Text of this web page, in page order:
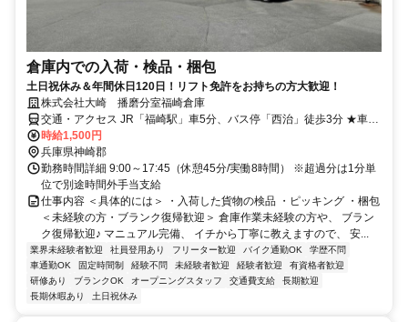
倉庫内での入荷・検品・梱包
土日祝休み＆年間休日120日！リフト免許をお持ちの方大歓迎！
株式会社大崎 播磨分室福崎倉庫
交通・アクセス JR「福崎駅」車5分、バス停「西治」徒歩3分 ★車・
バイク・自転車通勤OK（無料駐車場あり）
時給1,500円
兵庫県神崎郡
勤務時間詳細 9:00～17:45（休憩45分/実働8時間） ※超過分は1分単
位で別途時間外手当支給
仕事内容 ＜具体的には＞ ・入荷した貨物の検品 ・ピッキング ・梱包
＜未経験の方・ブランク復帰歓迎＞ 倉庫作業未経験の方や、 ブラン
ク復帰歓迎♪ マニュアル完備、 イチから丁寧に教えますので、 安...
業界未経験者歓迎 社員登用あり フリーター歓迎 バイク通勤OK
学歴不問
車通勤OK
固定時間制 経験不問 未経験者歓迎 経験者歓迎
有資格者歓迎
研修あり
ブランクOK オープニングスタッフ 交通費支給
長期歓迎
長期休暇あり
土日祝休み